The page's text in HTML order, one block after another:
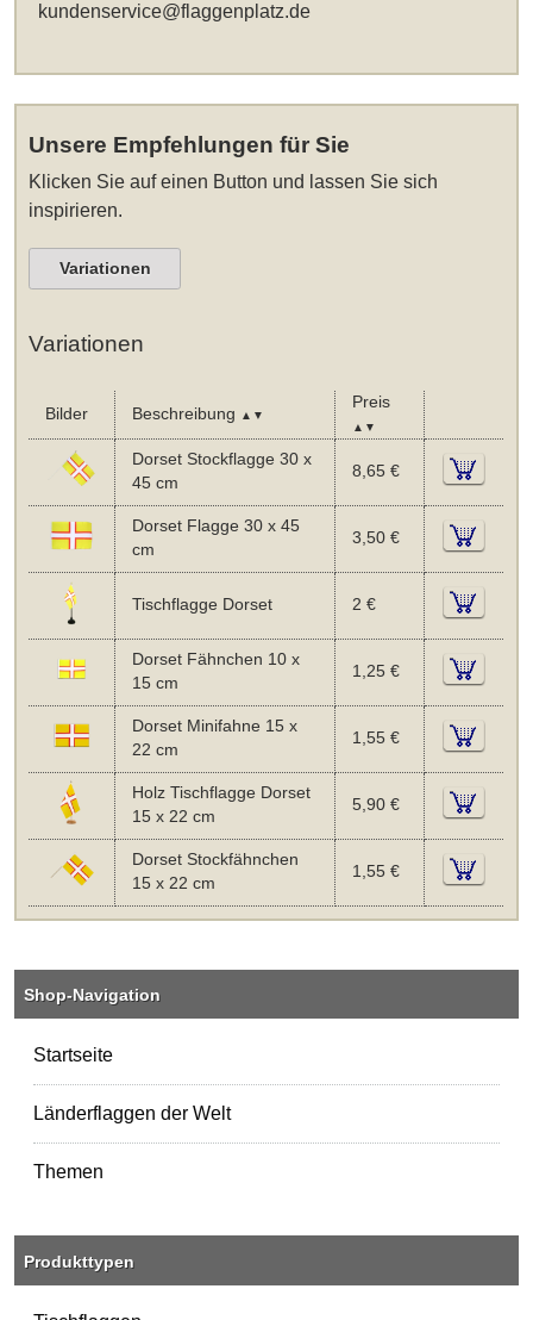
kundenservice@flaggenplatz.de
Unsere Empfehlungen für Sie
Klicken Sie auf einen Button und lassen Sie sich
inspirieren.
Variationen
Variationen
Bilder Beschreibung ▲▼
Preis
▲▼
Dorset Stockflagge 30 x
45 cm
8,65 €
Dorset Flagge 30 x 45
cm
3,50 €
Tischflagge Dorset 2 €
Dorset Fähnchen 10 x
15 cm
1,25 €
Dorset Minifahne 15 x
22 cm
1,55 €
Holz Tischflagge Dorset
15 x 22 cm
5,90 €
Dorset Stockfähnchen
15 x 22 cm
1,55 €
Shop-Navigation
Startseite
Länderflaggen der Welt
Themen
Produkttypen